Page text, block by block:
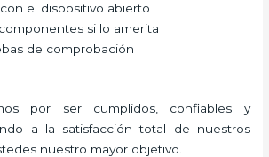
el dispositivo abierto
si lo amerita
de comprobación
por ser cumplidos, confiables y
a la satisfacción total de nuestros
nuestro mayor objetivo.